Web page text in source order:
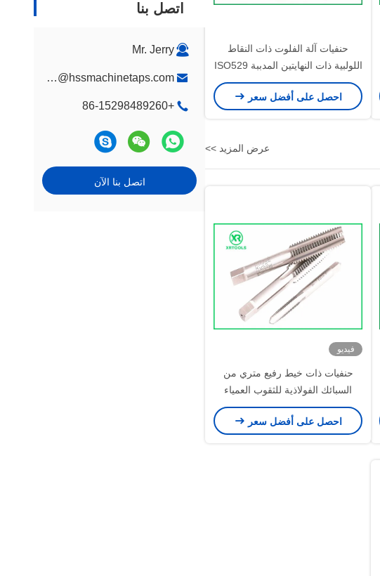
اتصل بنا
Mr. Jerry
jerry@hssmachinetaps.com
+86-15298489260
اتصل بنا الآن
حنفيات آلة الفلوت ذات النقاط
اللولبية ذات النهايتين المدببة ISO529
القياسية
احصل على أفضل سعر
عرض المزيد >>
فيديو
حنفيات ذات خيط رفيع متري من
السبائك الفولاذية للثقوب العمياء
GCR15 مادة M3 - M50 الحجم
احصل على أفضل سعر